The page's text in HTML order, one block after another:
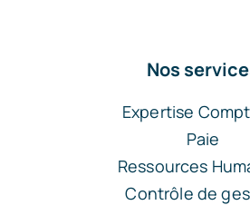
Nos
Expertise
Paie
Ressources
Contrôle de